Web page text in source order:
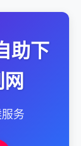
助下
服务